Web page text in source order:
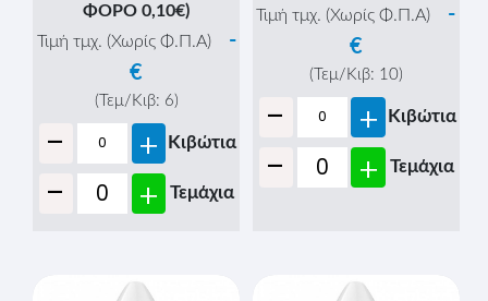
ΦΟΡΟ 0,10€)
Τιμή τμχ. (Χωρίς Φ.Π.Α)
-
€
(Τεμ/Κιβ: 6)
- + Κιβώτια
- + Τεμάχια
Τιμή τμχ. (Χωρίς Φ.Π.Α)
-
€
(Τεμ/Κιβ: 10)
- + Κιβώτια
- + Τεμάχια